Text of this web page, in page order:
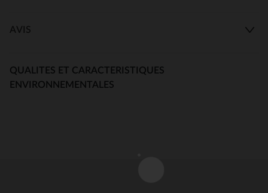
AVIS
QUALITES ET CARACTERISTIQUES
ENVIRONNEMENTALES